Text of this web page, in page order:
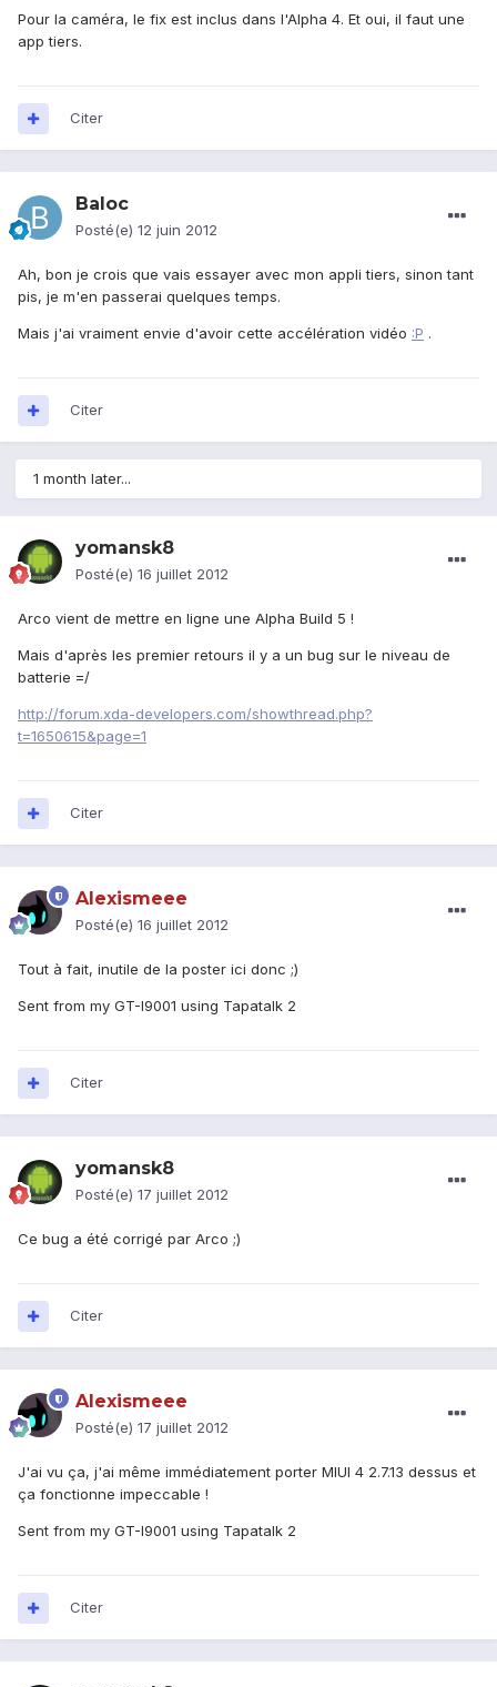
Pour la caméra, le fix est inclus dans l'Alpha 4. Et oui, il faut une
app tiers.
Citer
Baloc
Posté(e) 12 juin 2012
Ah, bon je crois que vais essayer avec mon appli tiers, sinon tant
pis, je m'en passerai quelques temps.
Mais j'ai vraiment envie d'avoir cette accélération vidéo :P .
Citer
1 month later...
yomansk8
Posté(e) 16 juillet 2012
Arco vient de mettre en ligne une Alpha Build 5 !
Mais d'après les premier retours il y a un bug sur le niveau de
batterie =/
http://forum.xda-developers.com/showthread.php?
t=1650615&page=1
Citer
Alexismeee
Posté(e) 16 juillet 2012
Tout à fait, inutile de la poster ici donc ;)
Sent from my GT-I9001 using Tapatalk 2
Citer
yomansk8
Posté(e) 17 juillet 2012
Ce bug a été corrigé par Arco ;)
Citer
Alexismeee
Posté(e) 17 juillet 2012
J'ai vu ça, j'ai même immédiatement porter MIUI 4 2.7.13 dessus et
ça fonctionne impeccable !
Sent from my GT-I9001 using Tapatalk 2
Citer